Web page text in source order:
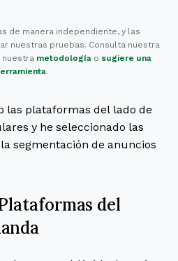
de manera independiente, y las
nuestras pruebas. Consulta nuestra
metodologíao sugiere una
.
las plataformas del lado de
y he seleccionado las
segmentación de anuncios
del